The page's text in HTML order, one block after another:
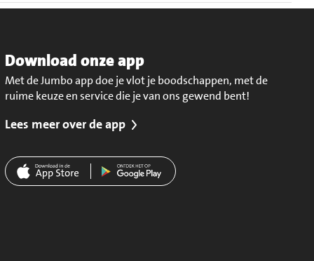
Download onze app
Met de Jumbo app doe je vlot je boodschappen, met de
ruime keuze en service die je van ons gewend bent!
Lees meer over de app